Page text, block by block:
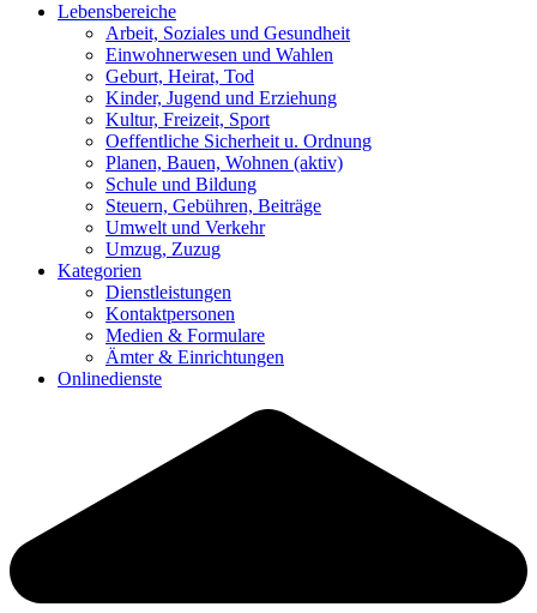
Lebensbereiche
Arbeit, Soziales und Gesundheit
Einwohnerwesen und Wahlen
Geburt, Heirat, Tod
Kinder, Jugend und Erziehung
Kultur, Freizeit, Sport
Oeffentliche Sicherheit u. Ordnung
Planen, Bauen, Wohnen (aktiv)
Schule und Bildung
Steuern, Gebühren, Beiträge
Umwelt und Verkehr
Umzug, Zuzug
Kategorien
Dienstleistungen
Kontaktpersonen
Medien & Formulare
Ämter & Einrichtungen
Onlinedienste